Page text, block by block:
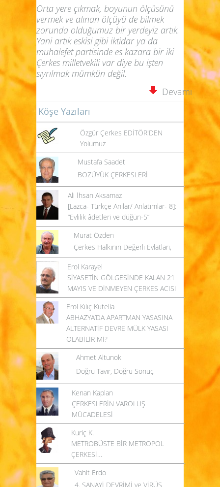
Orta yere çıkmak, boyunun ölçüsünü
vermek ve alınan ölçüyü de bilmek
zorunda olduğumuz bir yerdeyiz artık.
Yani artık eskisi gibi iktidar ya da
muhalefet partisinde es kazara bir iki
Çerkes milletvekili var diye bu işten
sıyrılmak mümkün değil.
Devamı
Köşe Yazıları
Özgür Çerkes EDİTÖR'DEN
Yolumuz
Mustafa Saadet
BOZÜYÜK ÇERKESLERİ
Ali İhsan Aksamaz
[Lazca- Türkçe Anılar/ Anlatımlar- 8]:
“Evlilik âdetleri ve düğün-5”
Murat Özden
Çerkes Halkının Değerli Evlatları,
Erol Karayel
SİYASETİN GÖLGESİNDE KALAN 21
MAYIS VE DİNMEYEN ÇERKES ACISI
Erol Kılıç Kutelia
ABHAZYA’DA APARTMAN YASASINA
ALTERNATİF DEVRE MÜLK YASASI
OLABİLİR Mİ?
Ahmet Altunok
Doğru Tavır, Doğru Sonuç
Kenan Kaplan
ÇERKESLERİN VAROLUŞ
MÜCADELESİ
Kuriç K.
METROBÜSTE BİR METROPOL
ÇERKESİ…
Vahit Erdo
4. SANAYİ DEVRİMİ ve VİRÜS